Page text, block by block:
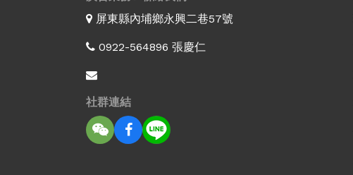
屏東縣內埔鄉永興二巷57號
0922-564896 張慶仁
社群連結